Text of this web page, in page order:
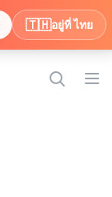
เปิ
🇹🇭อยู่ที่ ไทย